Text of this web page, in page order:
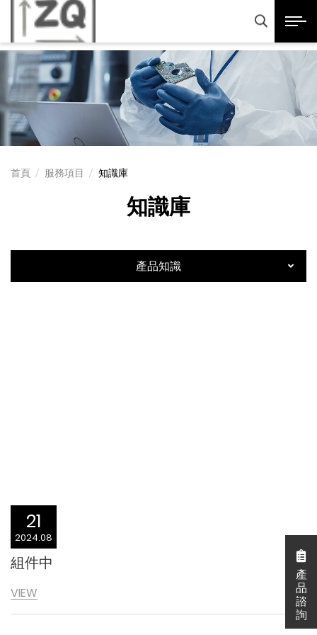
正奇精密科技股份有限
產品諮詢
展開
首頁 服務項目 知識庫
知識庫
產品知識
21
2024.08
組件中
VIEW
產
產
品
諮
詢